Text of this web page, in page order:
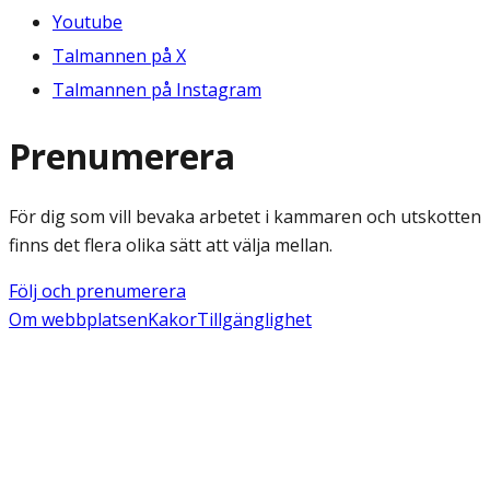
Youtube
Talmannen på X
Talmannen på Instagram
Prenumerera
För dig som vill bevaka arbetet i kammaren och utskotten
finns det flera olika sätt att välja mellan.
Följ och prenumerera
Om webbplatsenKakorTillgänglighet